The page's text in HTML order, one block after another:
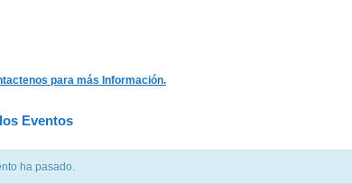
para más Información.
Eventos
ha pasado.